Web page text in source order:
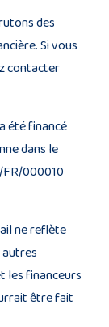
des
Si vous
contacter
été financé
dans le
FR/000010
ne reflète
autres
les financeurs
être fait